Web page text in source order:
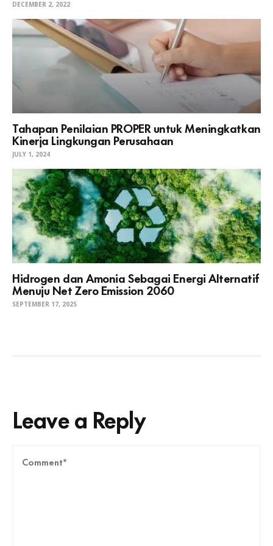
DECEMBER 2, 2022
Tahapan Penilaian PROPER untuk Meningkatkan
Kinerja Lingkungan Perusahaan
JULY 1, 2024
Hidrogen dan Amonia Sebagai Energi Alternatif
Menuju Net Zero Emission 2060
SEPTEMBER 17, 2025
Leave a Reply